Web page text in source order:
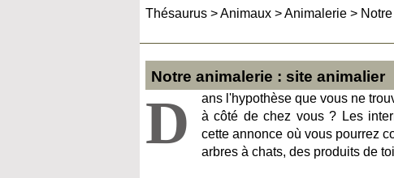
Thésaurus >Animaux >Animalerie >
Notre animalerie : site animalier
D
ans l'hypothèse que vous ne
à côté de chez vous ? Les
cette annonce où vous pourrez
arbres à chats, des produits de